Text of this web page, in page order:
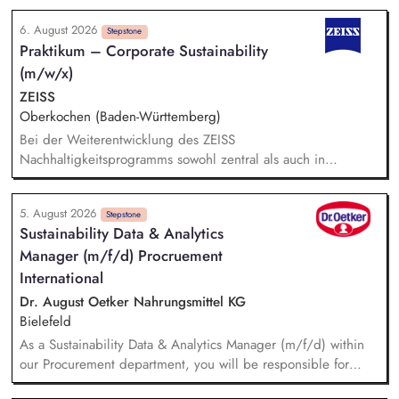
Nachhaltigkeitsberichts nach anerkannten Berichtsstandards
(z. B. VSME). Bei der Berechnung und Weiterentwicklung
unseres Corporate Carbon Footprints (CCF) unterstützt du
und leitest gemeinsam mit dem Team Maßnahmen zur
Emissionsreduzierung ab. Du entwickelst ökologische
Nachhaltigkeitskennzahlen, Klimaziele und Maßnahmen mit
und unterstützt deren Umsetzung sowie Erfolgskontrolle.
Darüber hinaus unterstützt du das Projektmanagement bei
unseren Projekten im Bereich Windenergie, Photovoltaik,
Batteriespeicher und weiteren Zukunftsthemen der
Energiewirtschaft.
6. August 2026 Stepstone
Praktikum – Corporate Sustainability
(m/w/x)
ZEISS
Oberkochen (Baden-Württemberg)
Bei der Weiterentwicklung des ZEISS
Nachhaltigkeitsprogramms sowohl zentral als auch in
Zusammenarbeit mit den strategischen Geschäftseinheiten
unterstützen Bei der Nachhaltigkeitsberichterstattung
unterstützen, einschließlich der Berücksichtigung gesetzlicher
Anforderungen und unserer Klimastrategie nach anerkannten
Standards (z. B. CSRD, EU-Taxonomie, LKSG, CSDDD, SBTi).
Recherchen und Analysen zu aktuellen Nachhaltigkeitsthemen
anfertigen Datenrecherchen und ggf. Daten-Modellierungen
durchführen Das Sustainability Team bei Unternehmensratings,
insbesondere CDP und EcoVadis, unterstützen
5. August 2026 Stepstone
Sustainability Data & Analytics
Manager (m/f/d) Procruement
International
Dr. August Oetker Nahrungsmittel KG
Bielefeld
As a Sustainability Data & Analytics Manager (m/f/d) within
our Procurement department, you will be responsible for
managing sustainability-related data and translating